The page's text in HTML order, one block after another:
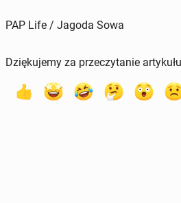
PAP Life / Jagoda Sowa
Dziękujemy za przeczytanie